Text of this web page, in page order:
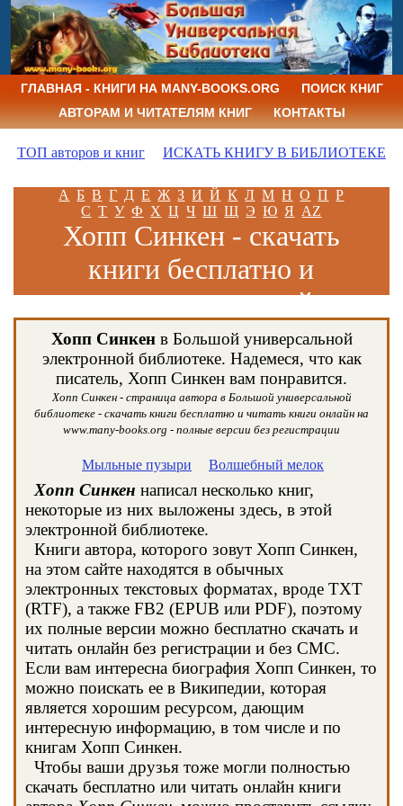
ГЛАВНАЯ - КНИГИ НА MANY-BOOKS.ORG
ПОИСК КНИГ
АВТОРАМ И ЧИТАТЕЛЯМ КНИГ
КОНТАКТЫ
ТОП авторов и книг ИСКАТЬ КНИГУ В БИБЛИОТЕКЕ
А Б В Г Д Е Ж З И Й К Л М Н О П Р
С Т У Ф Х Ц Ч Ш Щ Э Ю Я AZ
Хопп Синкен - скачать
книги бесплатно и
читать книги онлайн
Хопп Синкенв Большой универсальной
электронной библиотеке. Надемеся, что как
писатель, Хопп Синкен вам понравится.
Хопп Синкен - страница автора в Большой универсальной
библиотеке - скачать книги бесплатно и читать книги онлайн на
www.many-books.org - полные версии без регистрации
Мыльные пузыри Волшебный мелок
Хопп Синкен написал несколько книг,
некоторые из них выложены здесь, в этой
электронной библиотеке.
Книги автора, которого зовут Хопп Синкен,
на этом сайте находятся в обычных
электронных текстовых форматах, вроде TXT
(RTF), а также FB2 (EPUB или PDF), поэтому
их полные версии можно бесплатно скачать и
читать онлайн без регистрации и без СМС.
Если вам интересна биография Хопп Синкен, то
можно поискать ее в Википедии, которая
является хорошим ресурсом, дающим
интересную информацию, в том числе и по
книгам Хопп Синкен.
Чтобы ваши друзья тоже могли полностью
скачать бесплатно или читать онлайн книги